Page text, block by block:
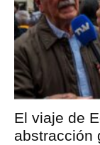
El viaje de
abstracción